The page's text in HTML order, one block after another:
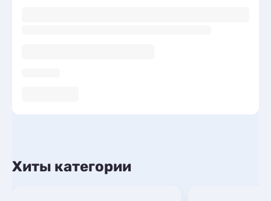
Хиты категории